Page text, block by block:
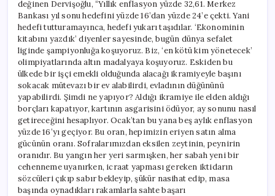
değinen Dervişoğlu, “Yıllık enflasyon yüzde 32,61. Merkez
Bankası yıl sonu hedefini yüzde 16’dan yüzde 24’e çekti. Yani
hedefi tutturamayınca, hedefi yukarı taşıdılar. ‘Ekonominin
kitabını yazdık’ diyenler sayesinde, bugün dünya sefalet
liginde şampiyonluğa koşuyoruz. Biz, ‘en kötü kim yönetecek’
olimpiyatlarında altın madalyaya koşuyoruz. Eskiden bu
ülkede bir işçi emekli olduğunda alacağı ikramiyeyle başını
sokacak mütevazı bir ev alabilirdi, evladının düğününü
yapabilirdi. Şimdi ne yapıyor? Aldığı ikramiye ile elden aldığı
borçları kapatıyor, kartının asgarisini ödüyor, ay sonunu nasıl
getireceğini hesaplıyor. Ocak’tan bu yana beş aylık enflasyon
yüzde 16’yı geçiyor. Bu oran, hepimizin eriyen satın alma
gücünün oranı. Sofralarımızdan eksilen zeytinin, peynirin
oranıdır. Bu yangın her yeri sarmışken, her sabah yeni bir
cehenneme uyanırken, icraat yapması gereken iktidarın
sözcüleri çıkıp sabır bekleyip, şükür nasihat edip, masa
başında oynadıkları rakamlarla sahte başarı